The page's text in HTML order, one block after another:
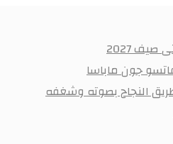
2027
جون ماباسا
النجاح بصوته وشغفه